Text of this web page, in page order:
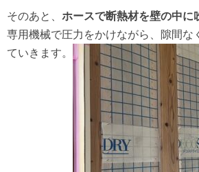
そのあと、 ホースで断熱材を壁の中に
専用機械で圧力をかけながら、隙間な
ていきます。